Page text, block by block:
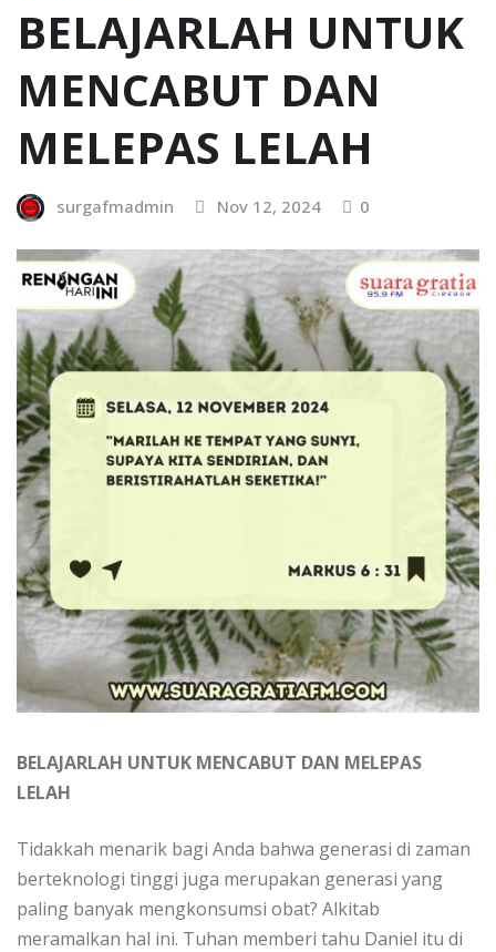
BELAJARLAH UNTUK
MENCABUT DAN
MELEPAS LELAH
surgafmadmin Nov 12, 2024 0
BELAJARLAH UNTUK MENCABUT DAN MELEPAS
LELAH
Tidakkah menarik bagi Anda bahwa generasi di zaman
berteknologi tinggi juga merupakan generasi yang
paling banyak mengkonsumsi obat? Alkitab
meramalkan hal ini. Tuhan memberi tahu Daniel itu di